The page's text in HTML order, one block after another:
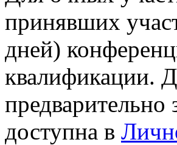
принявших
дней)
квалификации.
предварительно
доступна в